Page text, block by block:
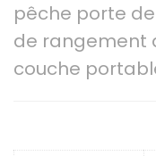
pêche porte
de rangement
couche